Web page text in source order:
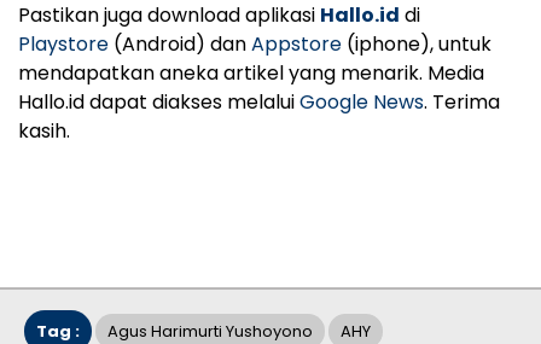
Pastikan juga download aplikasi Hallo.id di
Playstore (Android) danAppstore (iphone), untuk
mendapatkan aneka artikel yang menarik. Media
Hallo.id dapat diakses melaluiGoogle News. Terima
kasih.
Tag : Agus Harimurti Yushoyono AHY